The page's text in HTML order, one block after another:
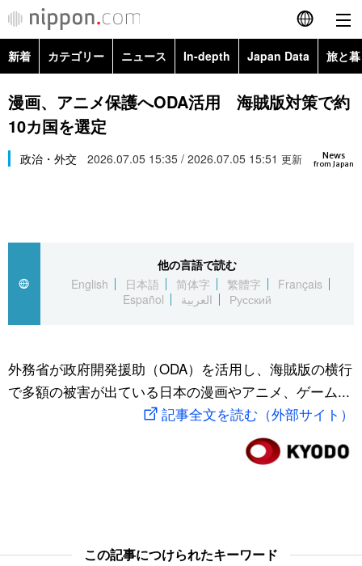
English
简体字
Русский
カテゴリー
経済・ビジネス
国際
文化
トップ
アーカイブ
In-depth
Japan Data
動画/Live
新着 カテゴリー ニュース In-depth Japan Data 旅と
政治・外交
経済・ビジネス
スポーツ・東京2020
Topics
漫画、アニメ保護へODA活用 海賊版対策で約
10カ国を選定
News
from Japan
政治・外交 2026.07.05 15:35 / 2026.07.05 15:51 更新
他の言語で読む
English
日本語 简体字 繁體字
Français
Español
العربية Русский
外務省が政府開発援助（ODA）を活用し、海賊版の横行
で多額の被害が出ている日本の漫画やアニメ、ゲーム...
記事全文を読む（外部サイト）
この記事につけられたキーワード